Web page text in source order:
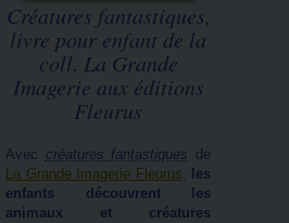
Créatures fantastiques,
livre pour enfant de la
coll. La Grande
Imagerie aux éditions
Fleurus
Avec créatures fantastiques de
La Grande Imagerie Fleurus,
les
enfants découvrent les
animaux et créatures